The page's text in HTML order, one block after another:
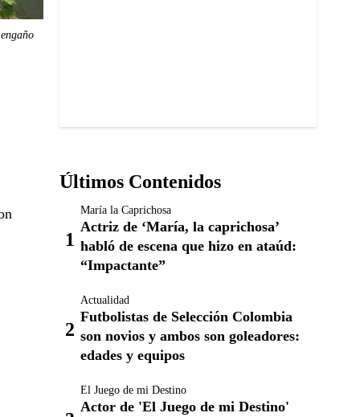
Últimos Contenidos
María la Caprichosa
Actriz de ‘María, la caprichosa’
habló de escena que hizo en ataúd:
“Impactante”
Actualidad
Futbolistas de Selección Colombia
son novios y ambos son goleadores:
edades y equipos
El Juego de mi Destino
Actor de 'El Juego de mi Destino'